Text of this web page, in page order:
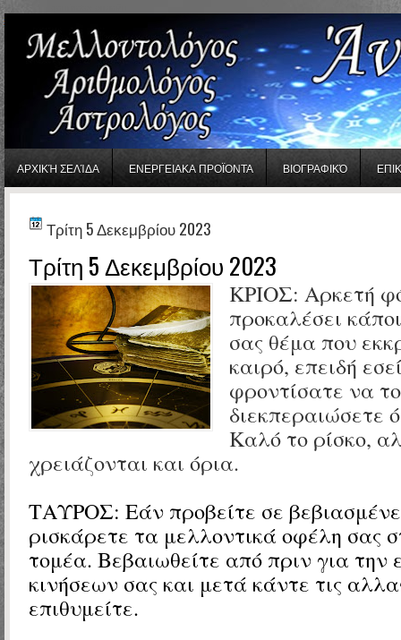
ΑΡΧΙΚΉ ΣΕΛΊΔΑ ΕΝΕΡΓΕΙΑΚΑ ΠΡΟΪΟΝΤΑ ΒΙΟΓΡΑΦΙΚΌ
Τρίτη 5 Δεκεμβρίου 2023
Τρίτη 5 Δεκεμβρίου 2023
ΚΡΙΟΣ: Αρκετή
προκαλέσει
σας θέμα που
καιρό, επειδή
φροντίσατε να το
διεκπεραιώσετε
Καλό το ρίσκο,
χρειάζονται και όρια.
ΤΑΥΡΟΣ: Εάν προβείτε σε
ρισκάρετε τα μελλοντικά οφέλη σας
τομέα. Βεβαιωθείτε από πριν για την
κινήσεων σας και μετά κάντε τις
επιθυμείτε.